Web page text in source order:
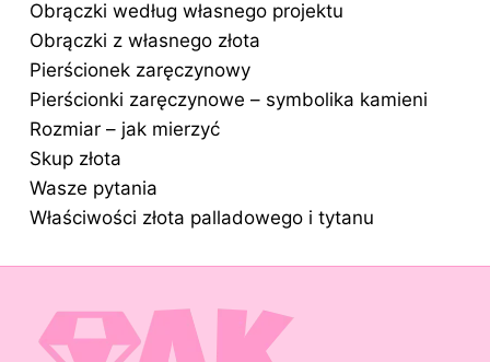
Obrączki według własnego projektu
Obrączki z własnego złota
Pierścionek zaręczynowy
Pierścionki zaręczynowe – symbolika kamieni
Rozmiar – jak mierzyć
Skup złota
Wasze pytania
Właściwości złota palladowego i tytanu